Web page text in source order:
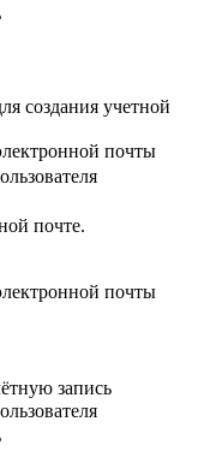
создания учетной
почты
почте.
почты
запись